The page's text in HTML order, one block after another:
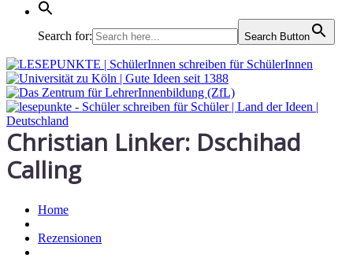
Search for: Search Button
Christian Linker: Dschihad
Calling
Home
Rezensionen